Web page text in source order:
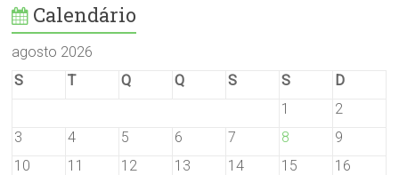
Calendário
agosto 2026
S
T Q Q S S
D
1
2
3
4 5 6 7 8
9
10
11 12 13 14 15
16